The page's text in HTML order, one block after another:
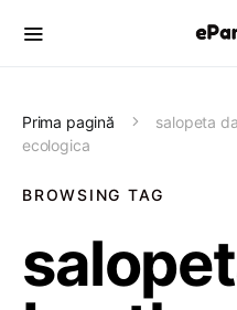
Prima pagină
salopeta
ecologica
BROWSING TAG